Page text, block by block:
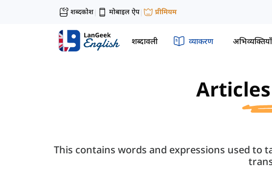
शब्दकोश| मोबाइल ऐप| प्रीमियम
शब्दावली व्याकरण अभिव्यक्तियाँ
This contains words and expressions used to